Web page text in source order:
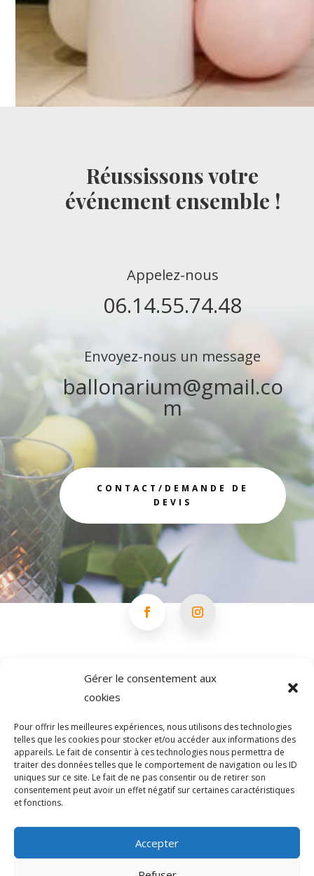
Gérer le consentement aux
cookies
Pour offrir les meilleures expériences, nous utilisons des technologies
telles que les cookies pour stocker et/ou accéder aux informations des
appareils. Le fait de consentir à ces technologies nous permettra de
traiter des données telles que le comportement de navigation ou les ID
uniques sur ce site. Le fait de ne pas consentir ou de retirer son
consentement peut avoir un effet négatif sur certaines caractéristiques
et fonctions.
Accepter
Réussissons votre
événement ensemble !
Appelez-nous
06.14.55.74.48
Envoyez-nous un message
ballonarium@gmail.co
m
CONTACT/DEMANDE DE
DEVIS